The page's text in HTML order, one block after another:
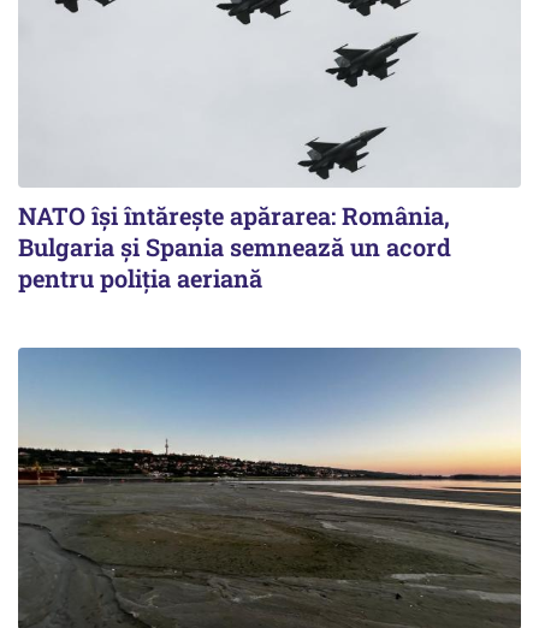
NATO își întărește apărarea: România,
Bulgaria și Spania semnează un acord
pentru poliția aeriană